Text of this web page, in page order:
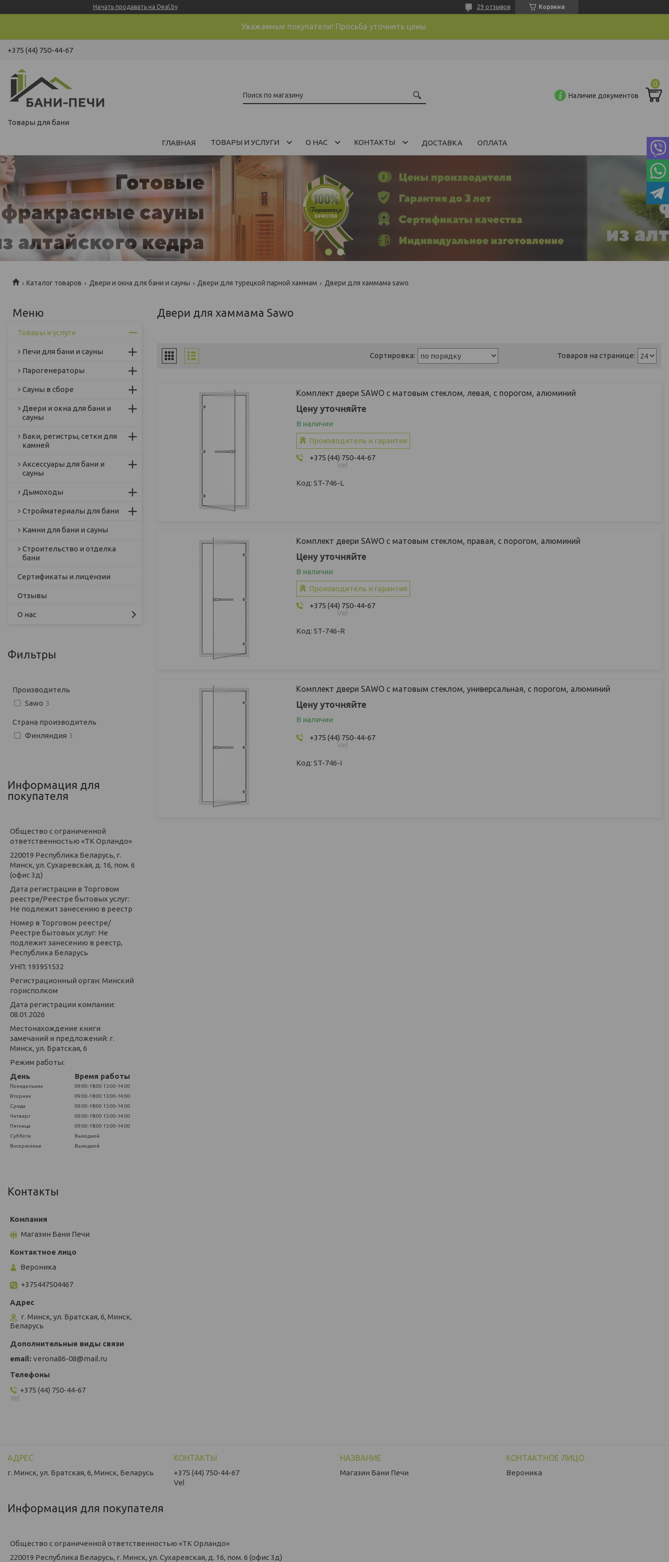
Начать продавать на Deal.by Корзина
29 отзывов
Уважаемые покупатели! Просьба уточнять цены.
+375 (44) 750-44-67
Товары для бани
Наличие документов
ГЛАВНАЯ ТОВАРЫ И УСЛУГИ О НАС КОНТАКТЫ ДОСТАВКА ОПЛАТА
Каталог товаров Двери и окна для бани и сауны Двери для турецкой парной хаммам Двери для хаммама sawo
Двери для хаммама Sawo
Комплект двери SAWO с матовым стеклом, левая, с порогом, алюминий
Цену уточняйте
В наличии
Производитель и гарантия
+375 (44) 750-44-67
Vel
ST-746-L
Комплект двери SAWO с матовым стеклом, правая, с порогом, алюминий
Цену уточняйте
В наличии
Производитель и гарантия
+375 (44) 750-44-67
Vel
ST-746-R
Комплект двери SAWO с матовым стеклом, универсальная, с порогом, алюминий
Цену уточняйте
В наличии
+375 (44) 750-44-67
Vel
ST-746-I
Товары и услуги
Печи для бани и сауны
Парогенераторы
Сауны в сборе
Двери и окна для бани и
сауны
Баки, регистры, сетки для
камней
Аксессуары для бани и
сауны
Дымоходы
Стройматериалы для бани
Камни для бани и сауны
Строительство и отделка
бани
Сертификаты и лицензии
Отзывы
О нас
Фильтры
Производитель
Sawo 3
Страна производитель
Финляндия 3
Информация для
покупателя
Общество с ограниченной
ответственностью «ТК Орландо»
220019 Республика Беларусь, г.
Минск, ул. Сухаревская, д. 16, пом. 6
(офис 3д)
Дата регистрации в Торговом
реестре/Реестре бытовых услуг:
Не подлежит занесению в реестр
Номер в Торговом реестре/
Реестре бытовых услуг: Не
подлежит занесению в реестр,
Республика Беларусь
УНП: 193951532
Регистрационный орган: Минский
горисполком
Дата регистрации компании:
08.01.2026
Местонахождение книги
замечаний и предложений: г.
Минск, ул. Братская, 6
Режим работы:
День
Время работы
Понедельник 09:00-18:00 13:00-14:00
Вторник
09:00-18:00 13:00-14:00
Среда
09:00-18:00 13:00-14:00
Четверг
09:00-18:00 13:00-14:00
Пятница
09:00-18:00 13:00-14:00
Суббота
Выходной
Воскресенье
Выходной
Контакты
Магазин Бани Печи
Вероника
+375447504467
г. Минск, ул. Братская, 6, Минск,
Беларусь
email verona86-08@mail.ru
+375 (44) 750-44-67
Vel
г. Минск, ул. Братская, 6, Минск, Беларусь
+375 (44) 750-44-67
Vel
Магазин Бани Печи Вероника
Информация для покупателя
Общество с ограниченной ответственностью «ТК Орландо»
220019 Республика Беларусь, г. Минск, ул. Сухаревская, д. 16, пом. 6 (офис 3д)